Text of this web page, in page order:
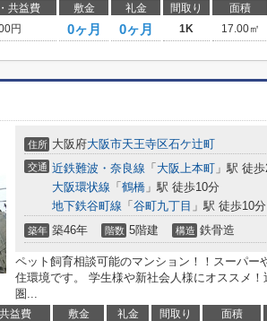
共益費 敷金 礼金 間取り 面積
円 0ヶ月 0ヶ月 1K 17.00㎡
住所 大阪府大阪市天王寺区石ケ辻町
交通 近鉄難波・奈良線 「 大阪上本町 」駅 徒
大阪環状線 「 鶴橋 」駅 徒歩10分
地下鉄谷町線 「 谷町九丁目 」駅 徒歩10分
築年 築46年 階数 5階建 構造 鉄骨造
ペット飼育相談可能のマンション！！スーパー
住環境です。 学生様や新社会人様にオススメ
圏...
益費 敷金 礼金 間取り 面積